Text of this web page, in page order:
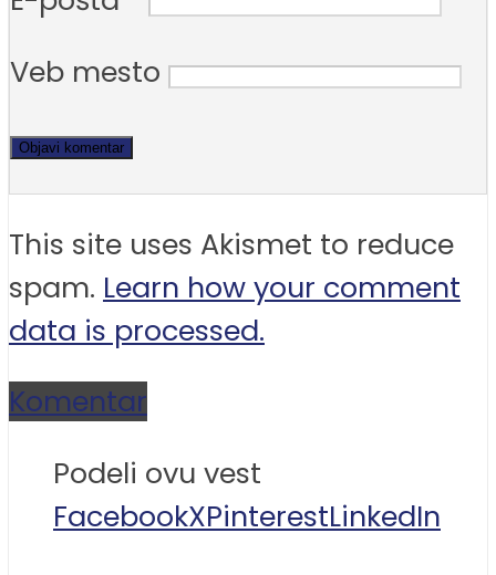
Veb mesto
This site uses Akismet to reduce
spam. Learn how your comment
data is processed.
Komentar
Podeli ovu vest
FacebookXPinterestLinkedIn